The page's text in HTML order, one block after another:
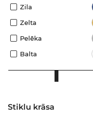
Zila
Zelta
Pelēka
Balta
Stiklu krāsa